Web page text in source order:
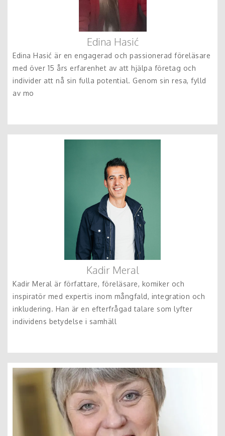
Edina Hasić
Edina Hasić är en engagerad och passionerad föreläsare
med över 15 års erfarenhet av att hjälpa företag och
individer att nå sin fulla potential. Genom sin resa, fylld
av mo
Kadir Meral
Kadir Meral är författare, föreläsare, komiker och
inspiratör med expertis inom mångfald, integration och
inkludering. Han är en efterfrågad talare som lyfter
individens betydelse i samhäll